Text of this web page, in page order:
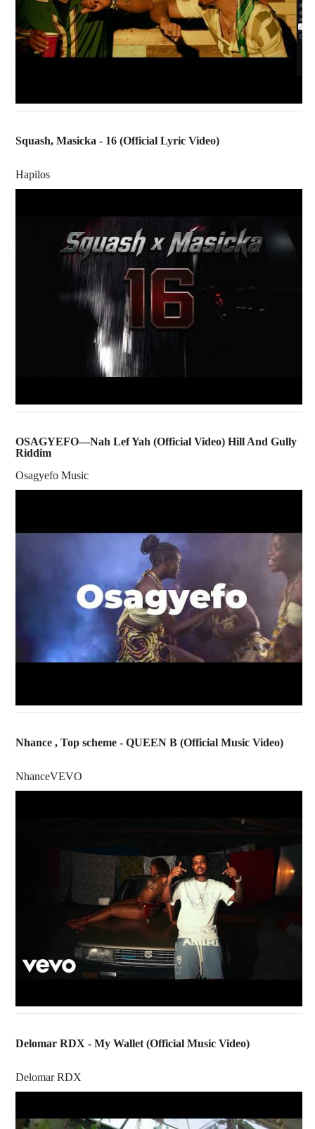
Squash, Masicka - 16 (Official Lyric Video)
Hapilos
OSAGYEFO—Nah Lef Yah (Official Video) Hill And Gully
Riddim
Osagyefo Music
Nhance , Top scheme - QUEEN B (Official Music Video)
NhanceVEVO
Delomar RDX - My Wallet (Official Music Video)
Delomar RDX